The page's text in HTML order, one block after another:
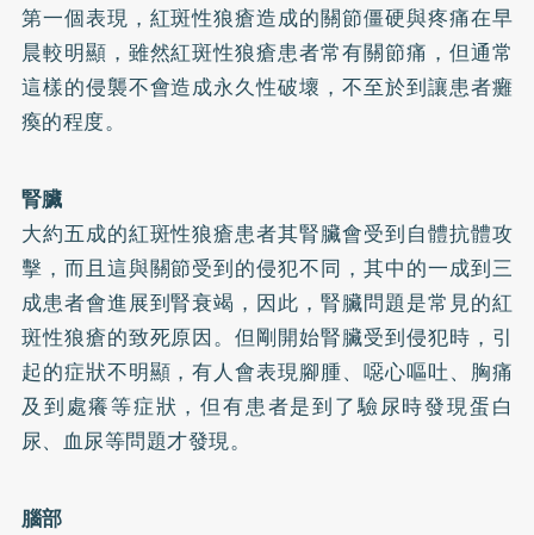
第一個表現，紅斑性狼瘡造成的關節僵硬與疼痛在早
晨較明顯，雖然紅斑性狼瘡患者常有關節痛，但通常
這樣的侵襲不會造成永久性破壞，不至於到讓患者癱
瘓的程度。
腎臟
大約五成的紅斑性狼瘡患者其腎臟會受到自體抗體攻
擊，而且這與關節受到的侵犯不同，其中的一成到三
成患者會進展到腎衰竭，因此，腎臟問題是常見的紅
斑性狼瘡的致死原因。但剛開始腎臟受到侵犯時，引
起的症狀不明顯，有人會表現腳腫、噁心嘔吐、胸痛
及到處癢等症狀，但有患者是到了驗尿時發現蛋白
尿、血尿等問題才發現。
腦部